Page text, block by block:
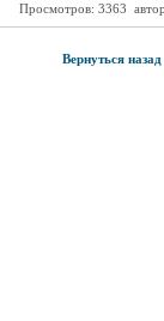
Просмотров: 3363
Вернуться назад